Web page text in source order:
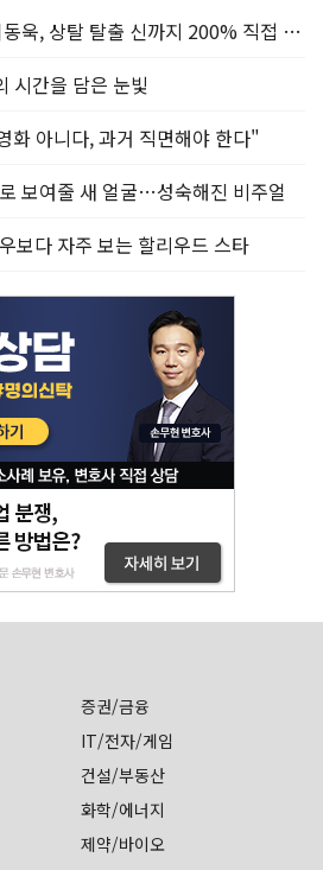
'액션 가이' 재탄생 이동욱, 상탈 탈출 신까지 200% 직접 소화
시간을 담은 눈빛
화 아니다, 과거 직면해야 한다"
보여줄 새 얼굴…성숙해진 비주얼
보다 자주 보는 할리우드 스타
증권/금융
IT/전자/게임
건설/부동산
화학/에너지
제약/바이오